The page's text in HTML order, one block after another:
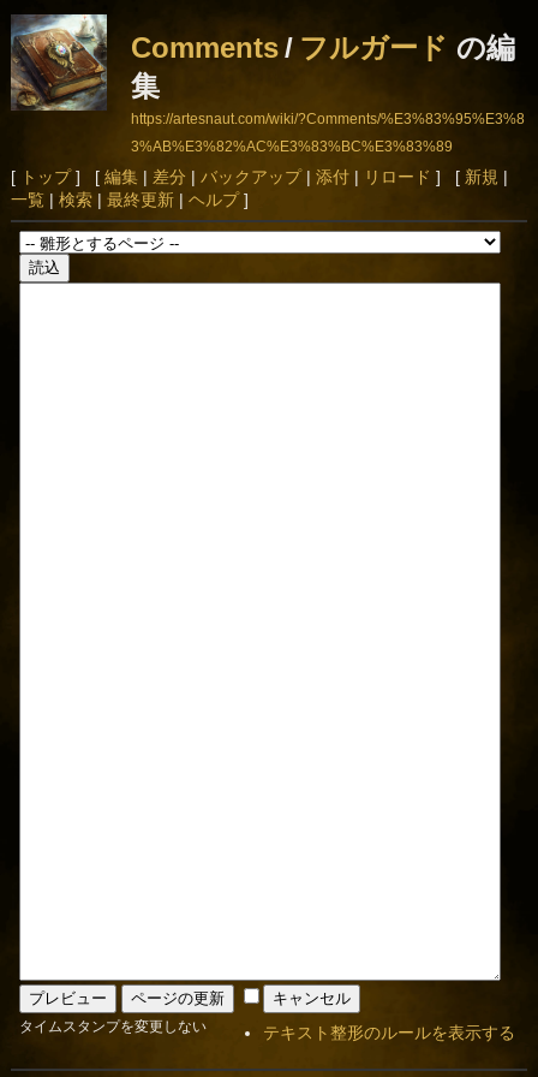
Comments/ フルガード の編
集
https://artesnaut.com/wiki/?Comments/%E3%83%95%E3%8
3%AB%E3%82%AC%E3%83%BC%E3%83%89
[ トップ] [ 編集| 差分 | バックアップ| 添付| リロード ] [ 新規 |
一覧| 検索| 最終更新| ヘルプ]
タイムスタンプを変更しない テキスト整形のルールを表示する